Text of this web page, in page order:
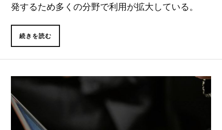
発するため多くの分野で利用が拡大している。
続きを読む